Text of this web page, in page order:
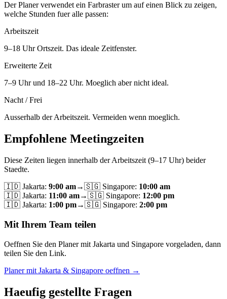
Der Planer verwendet ein Farbraster um auf einen Blick zu zeigen,
welche Stunden fuer alle passen:
Arbeitszeit
9–18 Uhr Ortszeit. Das ideale Zeitfenster.
Erweiterte Zeit
7–9 Uhr und 18–22 Uhr. Moeglich aber nicht ideal.
Nacht / Frei
Ausserhalb der Arbeitszeit. Vermeiden wenn moeglich.
Empfohlene Meetingzeiten
Diese Zeiten liegen innerhalb der Arbeitszeit (9–17 Uhr) beider
Staedte.
🇮🇩 Jakarta: 9:00 am→🇸🇬 Singapore: 10:00 am
🇮🇩 Jakarta: 11:00 am→🇸🇬 Singapore: 12:00 pm
🇮🇩 Jakarta: 1:00 pm→🇸🇬 Singapore: 2:00 pm
Mit Ihrem Team teilen
Oeffnen Sie den Planer mit Jakarta und Singapore vorgeladen, dann
teilen Sie den Link.
Planer mit Jakarta & Singapore oeffnen →
Haeufig gestellte Fragen